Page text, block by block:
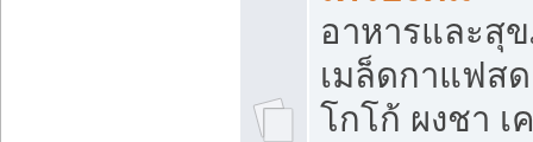
อาหารและสุ
เมล็ดกาแฟส
โกโก้ ผงชา เ